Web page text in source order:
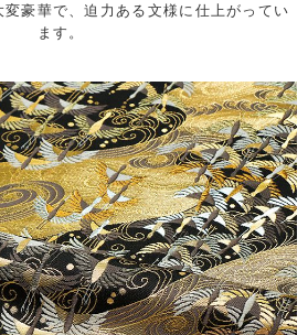
豪華で、迫力ある文様に仕上がってい
ます。